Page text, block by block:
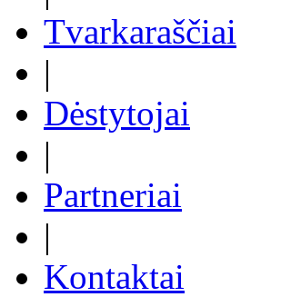
Tvarkaraščiai
|
Dėstytojai
|
Partneriai
|
Kontaktai